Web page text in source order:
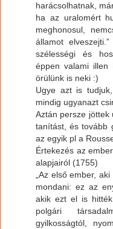
harácsolhatnak,
ha az uralomért
meghonosul,
államot
szélességi és
éppen valami illen
örülünk is neki :)
Ugye azt is
mindig ugyanazt
Aztán persze jöttek
tanítást, és tovább
az egyik pl a
Értekezés az
alapjairól (1755)
„Az első ember,
mondani: ez az
akik ezt el is
polgári
gyilkosságtól,